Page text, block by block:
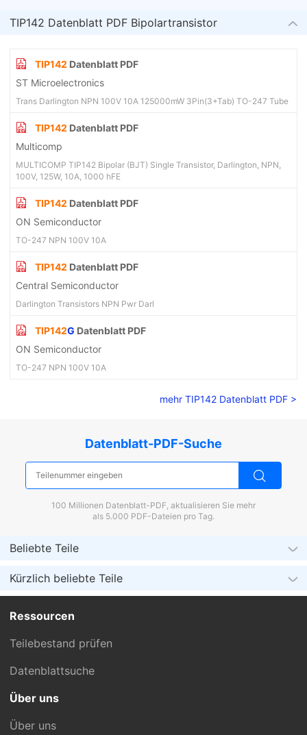
TIP142 Datenblatt PDF Bipolartransistor
TIP142 Datenblatt PDF
ST Microelectronics
Trans Darlington NPN 100V 10A 125000mW 3Pin(3+Tab) TO-247 Tube
TIP142 Datenblatt PDF
Multicomp
MULTICOMP TIP142 Bipolar (BJT) Single Transistor, Darlington, NPN,
100V, 125W, 10A, 1000 hFE
TIP142 Datenblatt PDF
ON Semiconductor
TO-247 NPN 100V 10A
TIP142 Datenblatt PDF
Central Semiconductor
Darlington Transistors NPN Pwr Darl
TIP142G Datenblatt PDF
ON Semiconductor
TO-247 NPN 100V 10A
mehr TIP142 Datenblatt PDF >
Datenblatt-PDF-Suche
100 Millionen Datenblatt-PDF, aktualisieren Sie mehr
als 5.000 PDF-Dateien pro Tag.
Beliebte Teile
Kürzlich beliebte Teile
Ressourcen
Teilebestand prüfen
Datenblattsuche
Über uns
Über uns